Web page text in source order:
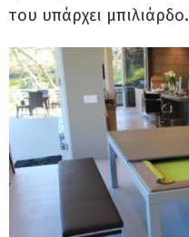
του υπάρχει μπιλιάρδο.